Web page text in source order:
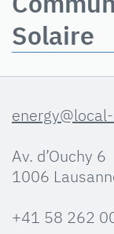
Solaire
Av. d’Ouchy 6
1006
+41 58 262